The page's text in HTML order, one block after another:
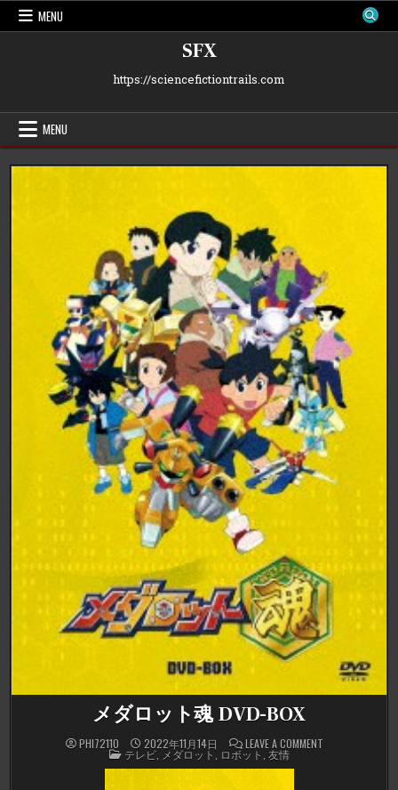
Skip
MENU
SFX
https://sciencefictiontrails.com
MENU
メダロット魂 DVD-BOX
PHI72110 2022年11月14日 LEAVE A COMMENT
POSTED
IN
テレビ,メダロット, ロボット,友情